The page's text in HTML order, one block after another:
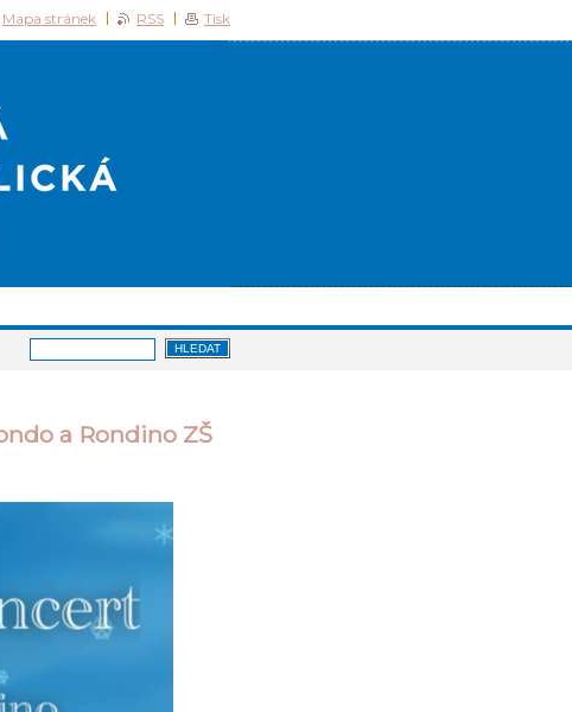
a Rondino ZŠ
Mapa stránek RSS Tisk